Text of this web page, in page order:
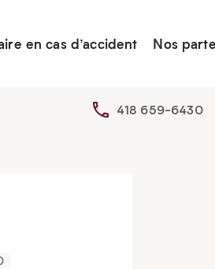
en cas d’accident Nos
418 659-6430